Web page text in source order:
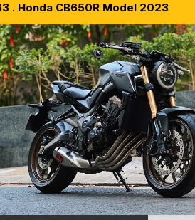
. Honda CB650R Model 2023